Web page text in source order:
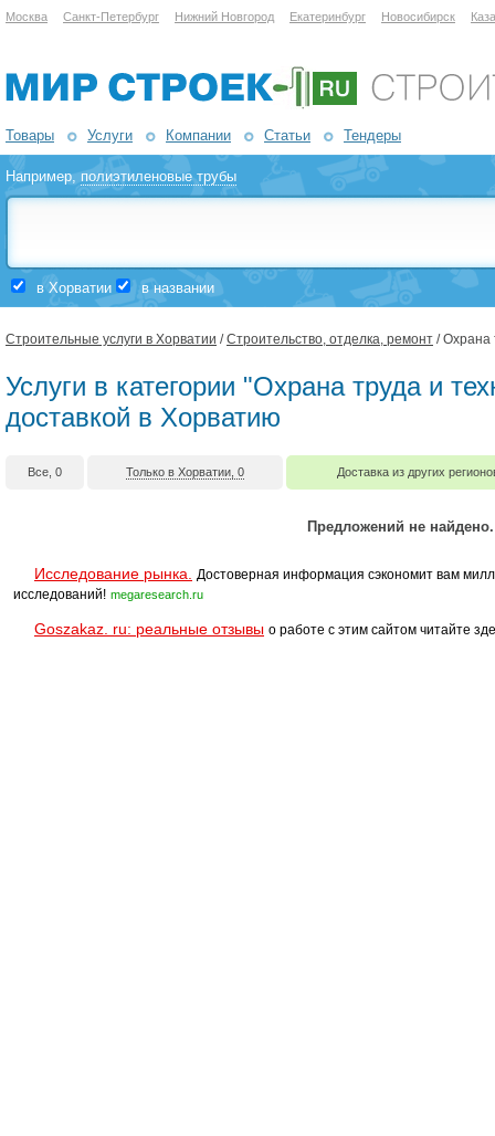
Москва Санкт-Петербург Нижний Новгород Екатеринбург Новосибирск
Товары Услуги Компании Статьи Тендеры
Например,полиэтиленовые трубы
в Хорватии в названии
Строительные услуги в Хорватии /Строительство, отделка, ремонт / Охрана
Услуги в категории "Охрана труда и
доставкой в Хорватию
Все, 0 Только в Хорватии, 0 Доставка из других
Предложений не найдено.
Исследование рынка.
Достоверная информация сэкономит вам
исследований! megaresearch.ru
Goszakaz. ru: реальные отзывы о работе с этим сайтом читайте